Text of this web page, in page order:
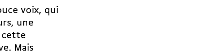
voix, qui
une
cette
Mais